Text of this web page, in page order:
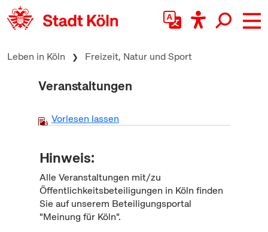
zum Inhalt springen
Leben in Köln Freizeit, Natur und Sport
Veranstaltungen
Vorlesen lassen
Hinweis:
Alle Veranstaltungen mit/zu
Öffentlichkeitsbeteiligungen in Köln finden
Sie auf unserem Beteiligungsportal
"Meinung für Köln".